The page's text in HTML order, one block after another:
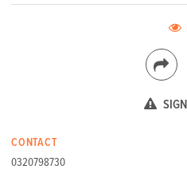
CONTACT
0320798730